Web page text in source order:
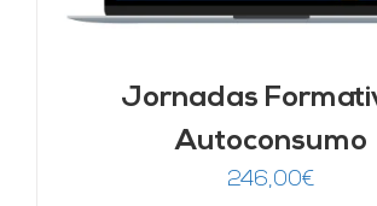
Jornadas
Autoconsumo
246,00€